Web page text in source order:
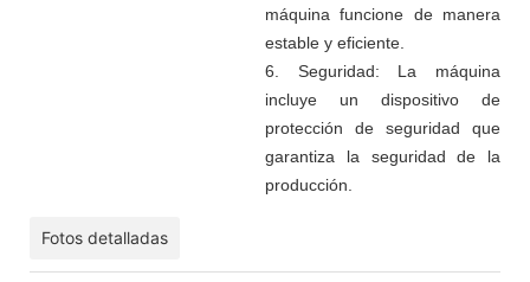
máquina funcione de manera
estable y eficiente.
6. Seguridad: La máquina
incluye un dispositivo de
protección de seguridad que
garantiza la seguridad de la
producción.
Fotos detalladas